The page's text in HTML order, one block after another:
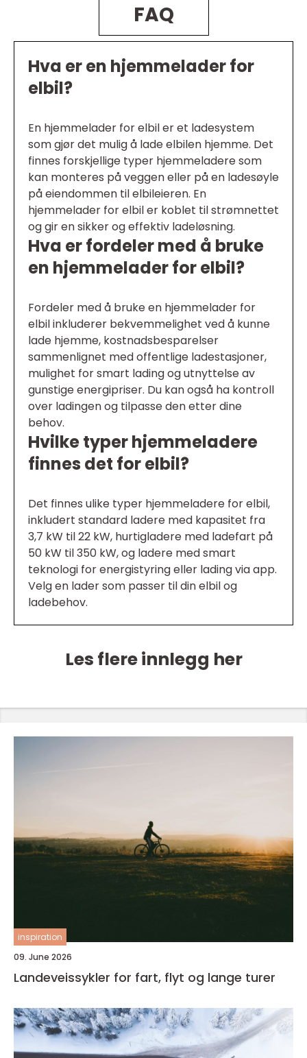
FAQ
Hva er en hjemmelader for
elbil?
En hjemmelader for elbil er et ladesystem
som gjør det mulig å lade elbilen hjemme. Det
finnes forskjellige typer hjemmeladere som
kan monteres på veggen eller på en ladesøyle
på eiendommen til elbileieren. En
hjemmelader for elbil er koblet til strømnettet
og gir en sikker og effektiv ladeløsning.
Hva er fordeler med å bruke
en hjemmelader for elbil?
Fordeler med å bruke en hjemmelader for
elbil inkluderer bekvemmelighet ved å kunne
lade hjemme, kostnadsbesparelser
sammenlignet med offentlige ladestasjoner,
mulighet for smart lading og utnyttelse av
gunstige energipriser. Du kan også ha kontroll
over ladingen og tilpasse den etter dine
behov.
Hvilke typer hjemmeladere
finnes det for elbil?
Det finnes ulike typer hjemmeladere for elbil,
inkludert standard ladere med kapasitet fra
3,7 kW til 22 kW, hurtigladere med ladefart på
50 kW til 350 kW, og ladere med smart
teknologi for energistyring eller lading via app.
Velg en lader som passer til din elbil og
ladebehov.
Les flere innlegg her
inspiration
09. June 2026
Landeveissykler for fart, flyt og lange turer